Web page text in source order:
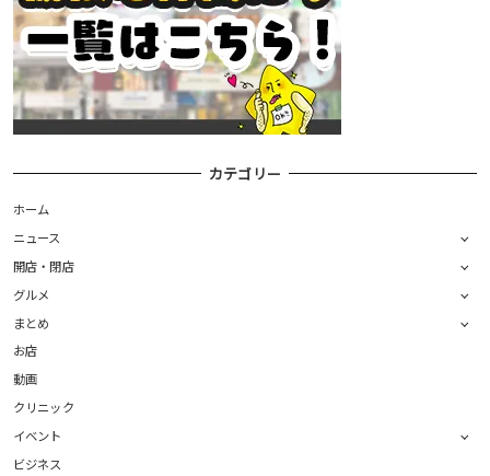
カテゴリー
ホーム
ニュース
開店・閉店
グルメ
まとめ
お店
動画
クリニック
イベント
ビジネス